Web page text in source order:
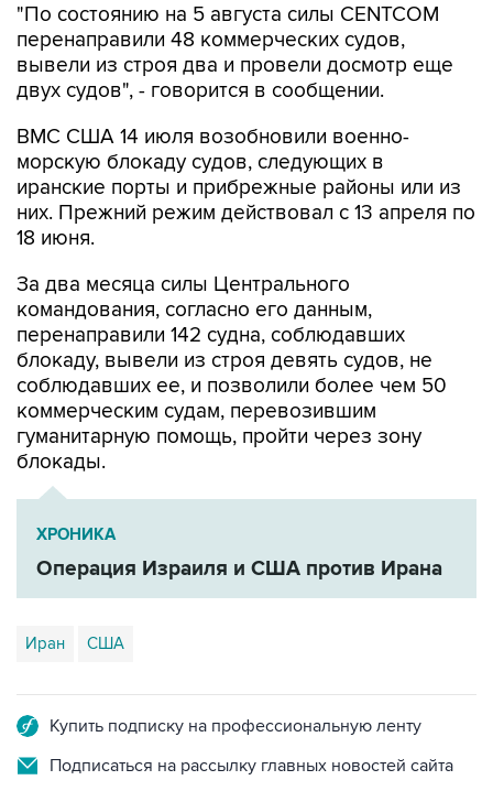
"По состоянию на 5 августа силы CENTCOM
перенаправили 48 коммерческих судов,
вывели из строя два и провели досмотр еще
двух судов", - говорится в сообщении.
ВМС США 14 июля возобновили военно-
морскую блокаду судов, следующих в
иранские порты и прибрежные районы или из
них. Прежний режим действовал с 13 апреля по
18 июня.
За два месяца силы Центрального
командования, согласно его данным,
перенаправили 142 судна, соблюдавших
блокаду, вывели из строя девять судов, не
соблюдавших ее, и позволили более чем 50
коммерческим судам, перевозившим
гуманитарную помощь, пройти через зону
блокады.
ХРОНИКА
Операция Израиля и США против Ирана
Иран США
Купить подписку на профессиональную ленту
Подписаться на рассылку главных новостей сайта